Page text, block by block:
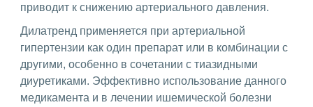
приводит к снижению артериального давления.
Дилатренд применяется при артериальной
гипертензии как один препарат или в комбинации с
другими, особенно в сочетании с тиазидными
диуретиками. Эффективно использование данного
медикамента и в лечении ишемической болезни